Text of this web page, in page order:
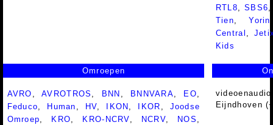
RTL8 ,SBS6
Tien ,Yorin
Central
Kids
Omroepen
AVRO ,AVROTROS , BNN , BNNVARA, EO,
Feduco, Human , HV, IKON , IKOR , Joodse
Omroep, KRO, KRO-NCRV, NCRV, NOS ,
Eijndhoven